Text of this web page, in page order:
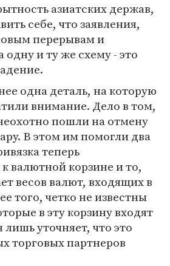
азиатских держав,
себе, что заявления,
перерывам и
и ту же схему - это
одна деталь, на которую
внимание. Дело в том,
пошли на отмену
В этом им помогли два
теперь
валютной корзине и то,
весов валют, входящих в
того, четко не известны
в эту корзину входят
уточняет, что это
торговых партнеров